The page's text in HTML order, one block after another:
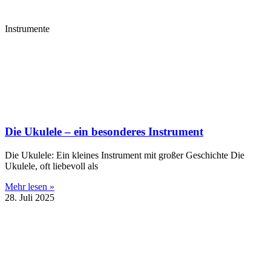
Instrumente
Die Ukulele – ein besonderes Instrument
Die Ukulele: Ein kleines Instrument mit großer Geschichte Die
Ukulele, oft liebevoll als
Mehr lesen »
28. Juli 2025